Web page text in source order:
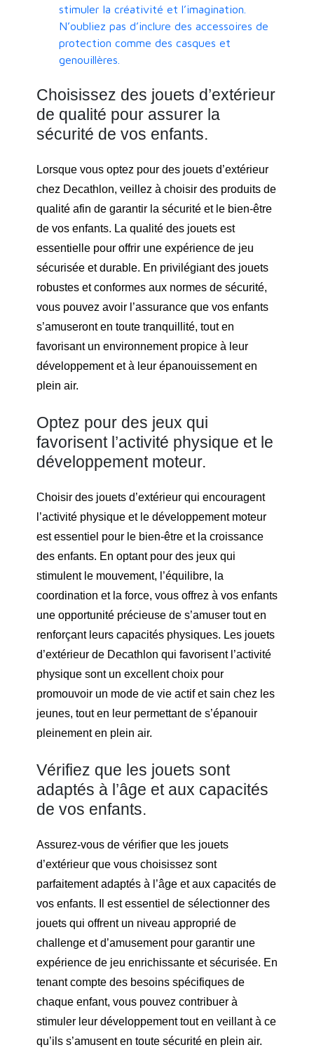
stimuler la créativité et l’imagination.
N’oubliez pas d’inclure des accessoires de
protection comme des casques et
genouillères.
Choisissez des jouets d’extérieur
de qualité pour assurer la
sécurité de vos enfants.
Lorsque vous optez pour des jouets d’extérieur
chez Decathlon, veillez à choisir des produits de
qualité afin de garantir la sécurité et le bien-être
de vos enfants. La qualité des jouets est
essentielle pour offrir une expérience de jeu
sécurisée et durable. En privilégiant des jouets
robustes et conformes aux normes de sécurité,
vous pouvez avoir l’assurance que vos enfants
s’amuseront en toute tranquillité, tout en
favorisant un environnement propice à leur
développement et à leur épanouissement en
plein air.
Optez pour des jeux qui
favorisent l’activité physique et le
développement moteur.
Choisir des jouets d’extérieur qui encouragent
l’activité physique et le développement moteur
est essentiel pour le bien-être et la croissance
des enfants. En optant pour des jeux qui
stimulent le mouvement, l’équilibre, la
coordination et la force, vous offrez à vos enfants
une opportunité précieuse de s’amuser tout en
renforçant leurs capacités physiques. Les jouets
d’extérieur de Decathlon qui favorisent l’activité
physique sont un excellent choix pour
promouvoir un mode de vie actif et sain chez les
jeunes, tout en leur permettant de s’épanouir
pleinement en plein air.
Vérifiez que les jouets sont
adaptés à l’âge et aux capacités
de vos enfants.
Assurez-vous de vérifier que les jouets
d’extérieur que vous choisissez sont
parfaitement adaptés à l’âge et aux capacités de
vos enfants. Il est essentiel de sélectionner des
jouets qui offrent un niveau approprié de
challenge et d’amusement pour garantir une
expérience de jeu enrichissante et sécurisée. En
tenant compte des besoins spécifiques de
chaque enfant, vous pouvez contribuer à
stimuler leur développement tout en veillant à ce
qu’ils s’amusent en toute sécurité en plein air.